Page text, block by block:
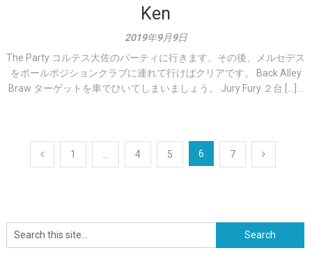
Ken
2019年9月9日
The Party コルテス大佐のパーティに行きます。その後、メルセデス
をポールポジションクラブに連れて行けばクリアです。 Back Alley
Braw ターゲットを車でひいてしまいましょう。 Jury Fury ２台 […]...
ビ
ゲ
1 4 5 6 7